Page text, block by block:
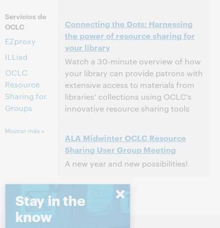
Servicios de
OCLC
EZproxy
ILLiad
OCLC
Resource
Sharing for
Groups
Mostrar más »
Time, North America [UTC -4]
Este evento ya pasó.
Connecting the Dots: Harnessing
the power of resource sharing for
your library
Watch a 30-minute overview of how
your library can provide patrons with
extensive access to materials from
libraries’ collections using OCLC’s
innovative resource sharing tools
Time, North America [UTC -4]
Este evento ya pasó. Ver archivo.
ALA Midwinter OCLC Resource
Sharing User Group Meeting
A new year and new possibilities!
Hora:2:30 p. m. – 3:30 p. m. Eastern Standard
Time, North America [UTC -5]
Stay in the
know